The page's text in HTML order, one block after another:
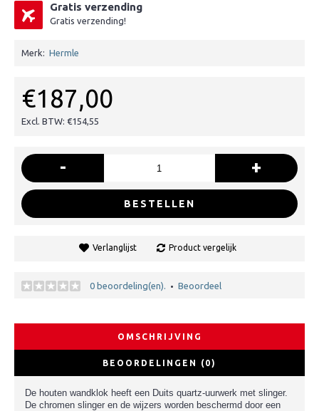
Gratis verzending
Gratis verzending!
Merk: Hermle
€187,00
Excl. BTW: €154,55
- +
BESTELLEN
Verlanglijst Product vergelijk
0 beoordeling(en). • Beoordeel
OMSCHRIJVING
BEOORDELINGEN (0)
De houten wandklok heeft een Duits quartz-uurwerk met slinger.
De chromen slinger en de wijzers worden beschermd door een